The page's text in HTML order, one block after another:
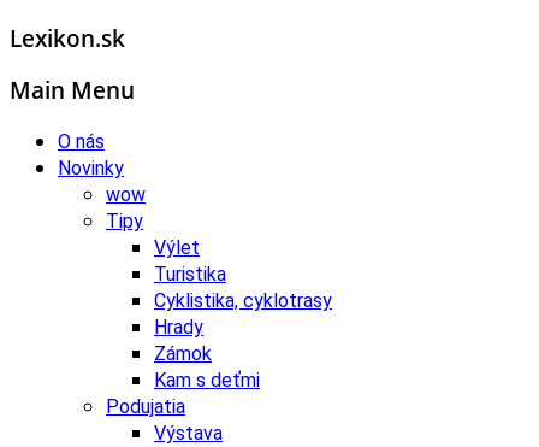
Lexikon.sk
Main Menu
O nás
Novinky
wow
Tipy
Výlet
Turistika
Cyklistika, cyklotrasy
Hrady
Zámok
Kam s deťmi
Podujatia
Výstava